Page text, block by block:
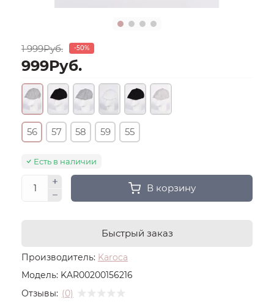
Производитель: Karoca
Модель: KAR00200156216
Отзывы: (0)
1 999Руб. -50%
999Руб.
56 57 58 59 55
Есть в наличии
В корзину
Быстрый заказ